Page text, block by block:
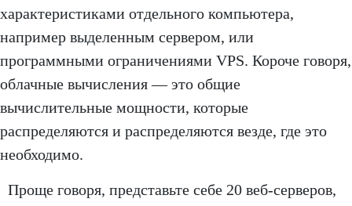
характеристиками отдельного компьютера,
например выделенным сервером, или
программными ограничениями VPS. Короче говоря,
облачные вычисления — это общие
вычислительные мощности, которые
распределяются и распределяются везде, где это
необходимо.
Проще говоря, представьте себе 20 веб-серверов,